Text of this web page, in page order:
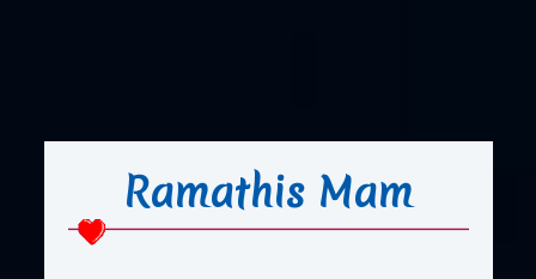
Ramathis Mam